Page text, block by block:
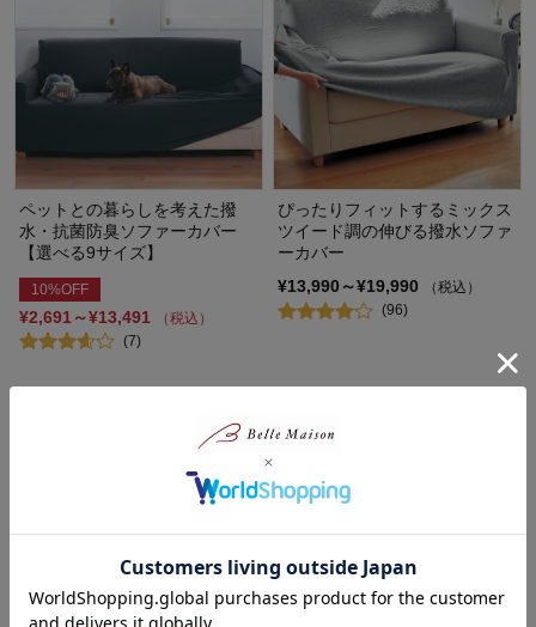
ペットとの暮らしを考えた撥
水・抗菌防臭ソファーカバー
【選べる9サイズ】
10%OFF
¥2,691～¥13,491
（税込）
(7)
ぴったりフィットするミックス
ツイード調の伸びる撥水ソファ
ーカバー
¥13,990～¥19,990
（税込）
(96)